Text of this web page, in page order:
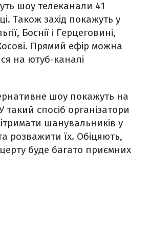
шоу телеканали 41
Також захід покажуть у
Боснії і Герцеговині,
Прямий ефір можна
на ютуб-каналі
шоу покажуть на
такий спосіб організатори
шанувальників у
розважити їх. Обіцяють,
буде багато приємних